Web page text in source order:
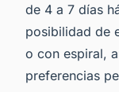
de 4 a 7 días
posibilidad de
o con espiral,
preferencias